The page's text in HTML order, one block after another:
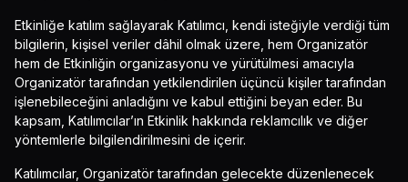
Etkinliğe katılım sağlayarak Katılımcı, kendi isteğiyle verdiği tüm
bilgilerin, kişisel veriler dâhil olmak üzere, hem Organizatör
hem de Etkinliğin organizasyonu ve yürütülmesi amacıyla
Organizatör tarafından yetkilendirilen üçüncü kişiler tarafından
işlenebileceğini anladığını ve kabul ettiğini beyan eder. Bu
kapsam, Katılımcılar’ın Etkinlik hakkında reklamcılık ve diğer
yöntemlerle bilgilendirilmesini de içerir.
Katılımcılar, Organizatör tarafından gelecekte düzenlenecek